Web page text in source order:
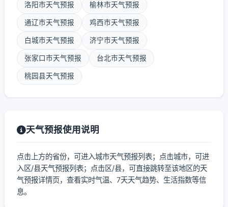
洛阳市天气预报 榆林市天气预报
通辽市天气预报 鸡西市天气预报
白城市天气预报 济宁市天气预报
张家口市天气预报 台北市天气预报
桃园县天气预报
天气预报使用说明
点击上方的省份，可进入城市天气预报列表；点击城市，可进
入区/县天气预报列表；点击区/县，可直接跳转至该地区的天
气预报详情页，查看实时气温、7天天气趋势、生活指数等信
息。